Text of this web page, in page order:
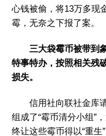
心钱被偷，将13万多现
霉，无奈之下报了案。
三大袋霉币被带到
特事特办，按照相关残
损失。
信用社向联社金库请
组成了“霉币清分小组”
终让这些霉币得以“重生”